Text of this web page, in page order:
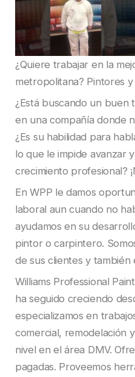
¿Quiere trabajar en la
metropolitana? Pintores
¿Está buscando un buen
en una compañía donde
¿Es su habilidad para
lo que le impide avanzar
crecimiento profesional?
En WPP le damos
laboral aun cuando no
ayudamos en su
pintor o carpintero.
de sus clientes y también
Williams Professional
ha seguido creciendo
especializamos en
comercial, remodelación
nivel en el área DMV.
pagadas. Proveemos